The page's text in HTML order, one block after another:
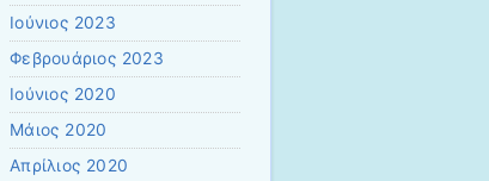
Ιούνιος 2023
Φεβρουάριος 2023
Ιούνιος 2020
Μάιος 2020
Απρίλιος 2020